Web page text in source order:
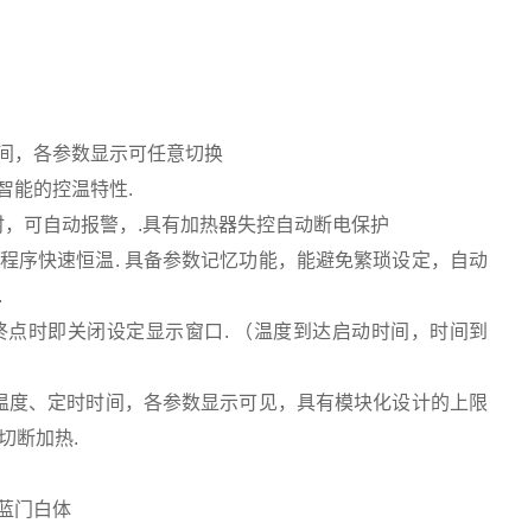
，各参数显示可任意切换
能的控温特性.
可自动报警，.具有加热器失控自动断电保护
序快速恒温. 具备参数记忆功能，能避免繁琐设定，自动
时即关闭设定显示窗口. （温度到达启动时间，时间到
、定时时间，各参数显示可见，具有模块化设计的上限
断加热.
门白体